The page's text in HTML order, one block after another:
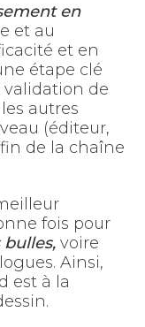
en
et au
et en
étape clé
de
autres
(éditeur,
de la chaîne
fois pour
voire
Ainsi,
est à la